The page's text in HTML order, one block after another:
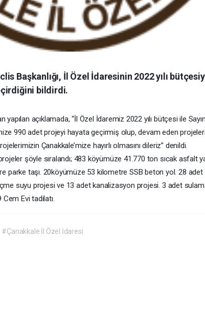
Başkanlığı, İl Özel İdaresinin 2022 yılı
bildirdi.
yapılan açıklamada, “İl Özel İdaremiz 2022 yılı bütçesi ile
990 adet projeyi hayata geçirmiş olup, devam eden
Çanakkale’mize hayırlı olmasını dileriz” denildi.
şöyle sıralandı; 483 köyümüze 41.770 ton sıcak asfalt
parke taşı. 20köyümüze 53 kilometre SSB beton yol. 28
suyu projesi ve 13 adet kanalizasyon projesi. 3 adet
Evi tadilatı.
#Çanakkale İl Özel İdaresi